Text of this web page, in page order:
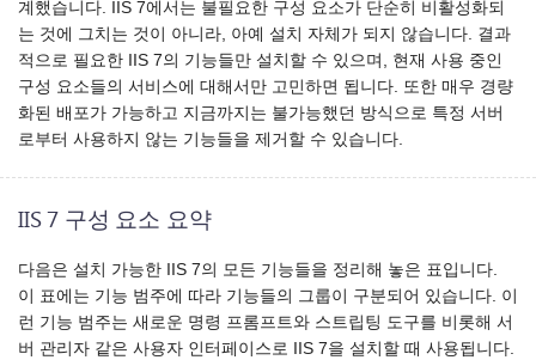
계했습니다. IIS 7에서는 불필요한 구성 요소가 단순히 비활성화되
는 것에 그치는 것이 아니라, 아예 설치 자체가 되지 않습니다. 결과
적으로 필요한 IIS 7의 기능들만 설치할 수 있으며, 현재 사용 중인
구성 요소들의 서비스에 대해서만 고민하면 됩니다. 또한 매우 경량
화된 배포가 가능하고 지금까지는 불가능했던 방식으로 특정 서버
로부터 사용하지 않는 기능들을 제거할 수 있습니다.
IIS 7 구성 요소 요약
다음은 설치 가능한 IIS 7의 모든 기능들을 정리해 놓은 표입니다.
이 표에는 기능 범주에 따라 기능들의 그룹이 구분되어 있습니다. 이
런 기능 범주는 새로운 명령 프롬프트와 스트립팅 도구를 비롯해 서
버 관리자 같은 사용자 인터페이스로 IIS 7을 설치할 때 사용됩니다.